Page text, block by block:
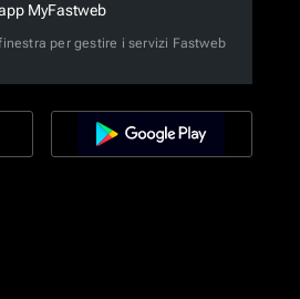
MyFastweb
per gestire i servizi Fastweb